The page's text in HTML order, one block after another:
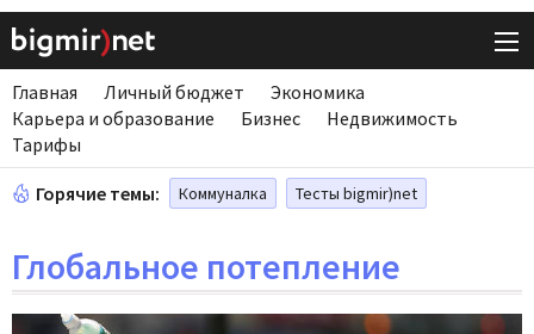
Главная Личный бюджет
Экономика
Карьера и образование
Бизнес
Недвижимость
Тарифы
Горячие темы: Коммуналка Тесты bigmir)net
Глобальное потепление